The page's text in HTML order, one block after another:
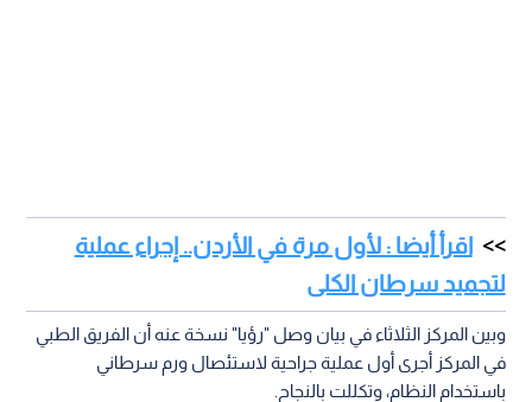
اقرأ أيضا : لأول مرة في الأردن.. إجراء عملية
لتجميد سرطان الكلى
وبين المركز الثلاثاء في بيان وصل "رؤيا" نسخة عنه أن الفريق الطبي
في المركز أجرى أول عملية جراحية لاستئصال ورم سرطاني
باستخدام النظام، وتكللت بالنجاح.